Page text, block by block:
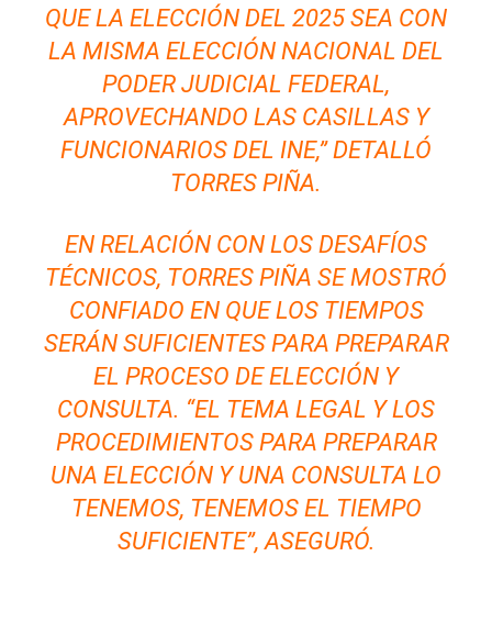
QUE LA ELECCIÓN DEL 2025 SEA CON
LA MISMA ELECCIÓN NACIONAL DEL
PODER JUDICIAL FEDERAL,
APROVECHANDO LAS CASILLAS Y
FUNCIONARIOS DEL INE,” DETALLÓ
TORRES PIÑA.
EN RELACIÓN CON LOS DESAFÍOS
TÉCNICOS, TORRES PIÑA SE MOSTRÓ
CONFIADO EN QUE LOS TIEMPOS
SERÁN SUFICIENTES PARA PREPARAR
EL PROCESO DE ELECCIÓN Y
CONSULTA. “EL TEMA LEGAL Y LOS
PROCEDIMIENTOS PARA PREPARAR
UNA ELECCIÓN Y UNA CONSULTA LO
TENEMOS, TENEMOS EL TIEMPO
SUFICIENTE”, ASEGURÓ.